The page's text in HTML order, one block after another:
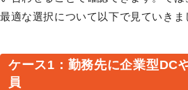
最適な選択について以下で見ていきま
ケース1：勤務先に企業型DC
員